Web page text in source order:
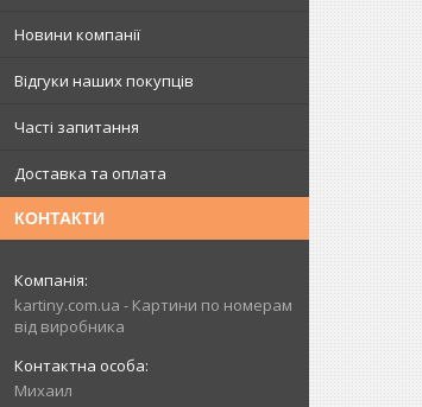
Новини компанії
Відгуки наших покупців
Часті запитання
Доставка та оплата
КОНТАКТИ
kartiny.com.ua - Картини по номерам
від виробника
Михаил